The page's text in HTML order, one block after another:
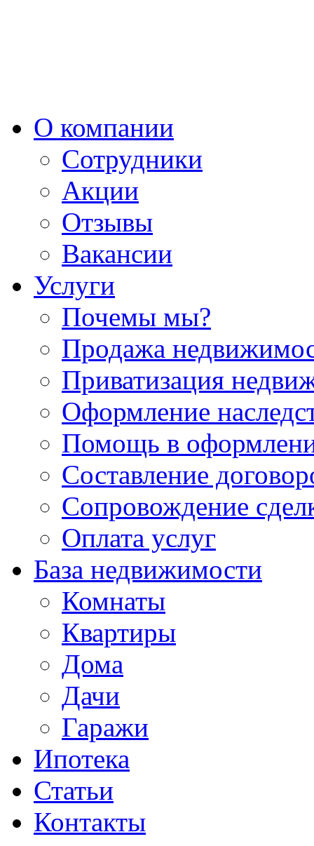
О компании
Сотрудники
Акции
Отзывы
Вакансии
Услуги
Почемы мы?
Продажа
Приватизация
Оформление
Помощь в
Составление
Сопровождение
Оплата услуг
База недвижимости
Комнаты
Квартиры
Дома
Дачи
Гаражи
Ипотека
Статьи
Контакты